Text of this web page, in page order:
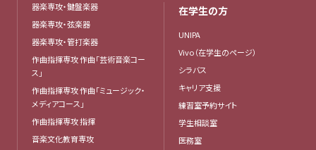
器楽専攻・鍵盤楽器
器楽専攻・弦楽器
器楽専攻・管打楽器
作曲指揮専攻 作曲「芸術音楽コー
ス」
作曲指揮専攻 作曲「ミュージック・
メディアコース」
作曲指揮専攻 指揮
音楽文化教育専攻
在学生の方
UNIPA
Vivo（在学生のページ）
シラバス
キャリア支援
練習室予約サイト
学生相談室
医務室